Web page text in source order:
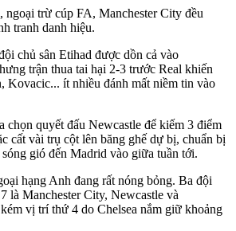
ngoại trừ cúp FA, Manchester City đều
tranh danh hiệu.
chủ sân Etihad được dồn cả vào
trận thua tai hại 2-3 trước Real khiến
Kovacic... ít nhiều đánh mất niềm tin vào
chọn quyết đấu Newcastle để kiếm 3 điểm
cất vài trụ cột lên băng ghế dự bị, chuẩn bị
gió đến Madrid vào giữa tuần tới.
hạng Anh đang rất nóng bỏng. Ba đội
là Manchester City, Newcastle và
vị trí thứ 4 do Chelsea nắm giữ khoảng